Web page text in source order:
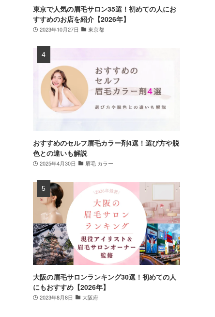
東京で人気の眉毛サロン35選！初めての人にお
すすめのお店を紹介【2026年】
2023年10月27日 東京都
おすすめのセルフ眉毛カラー剤4選！選び方や脱
色との違いも解説
2025年4月30日 眉毛 カラー
大阪の眉毛サロンランキング30選！初めての人
にもおすすめ【2026年】
2023年8月8日 大阪府